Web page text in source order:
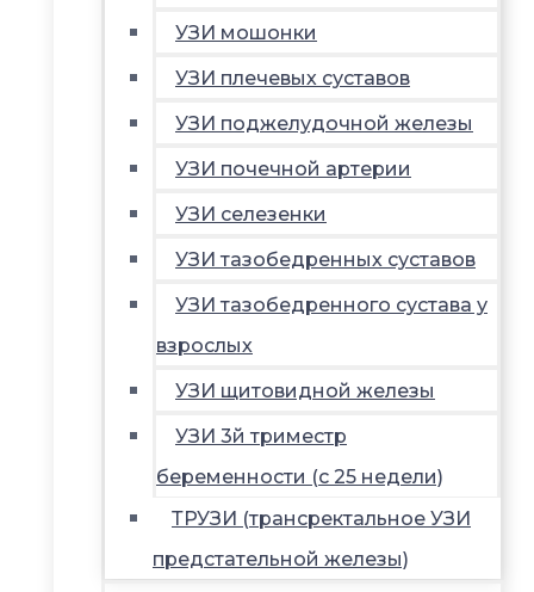
УЗИ мошонки
УЗИ плечевых суставов
УЗИ поджелудочной железы
УЗИ почечной артерии
УЗИ селезенки
УЗИ тазобедренных суставов
УЗИ тазобедренного сустава у
взрослых
УЗИ щитовидной железы
УЗИ 3й триместр
беременности (с 25 недели)
ТРУЗИ (трансректальное УЗИ
предстательной железы)